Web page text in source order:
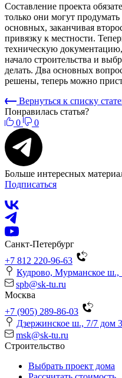
Составление проекта
только они могут
основных, заканчивая
привязку к местности.
техническую документацию,
начало строительства и
делать. Два основных
решены, теперь можно
Вернуться к списку
Понравилась статья?
0
0
Больше интересных
Подписаться
Санкт-Петербург
+7 812 220-96-63
Кудрово, Мурманское ш.,
spb@sk-tu.ru
Москва
+7 (905) 289-86-03
Дзержинское ш., 7/7 дом
msk@sk-tu.ru
Строительство
Выбрать проект дома